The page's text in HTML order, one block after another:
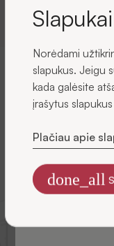
El. paštas
Sutinku
Informaciją, kaip
Slapukai
Norėdami
slapukus. Jeigu
kada galėsite
įrašytus
Plačiau apie
done_all